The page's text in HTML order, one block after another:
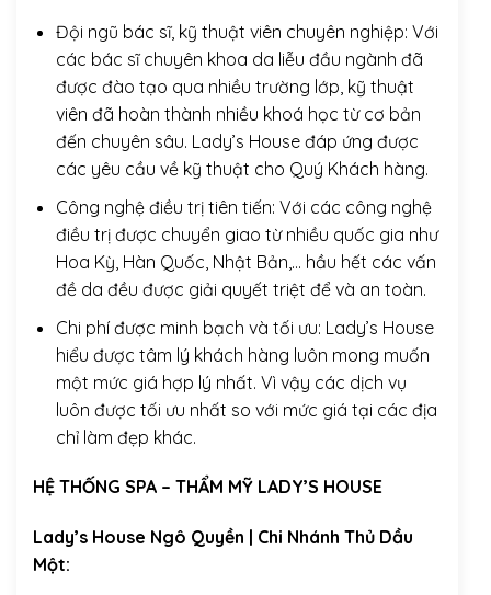
Đội ngũ bác sĩ, kỹ thuật viên chuyên nghiệp: Với
các bác sĩ chuyên khoa da liễu đầu ngành đã
được đào tạo qua nhiều trường lớp, kỹ thuật
viên đã hoàn thành nhiều khoá học từ cơ bản
đến chuyên sâu. Lady’s House đáp ứng được
các yêu cầu về kỹ thuật cho Quý Khách hàng.
Công nghệ điều trị tiên tiến: Với các công nghệ
điều trị được chuyển giao từ nhiều quốc gia như
Hoa Kỳ, Hàn Quốc, Nhật Bản,… hầu hết các vấn
đề da đều được giải quyết triệt để và an toàn.
Chi phí được minh bạch và tối ưu: Lady’s House
hiểu được tâm lý khách hàng luôn mong muốn
một mức giá hợp lý nhất. Vì vậy các dịch vụ
luôn được tối ưu nhất so với mức giá tại các địa
chỉ làm đẹp khác.
HỆ THỐNG SPA – THẨM MỸ LADY’S HOUSE
Lady’s House Ngô Quyền | Chi Nhánh Thủ Dầu
Một: